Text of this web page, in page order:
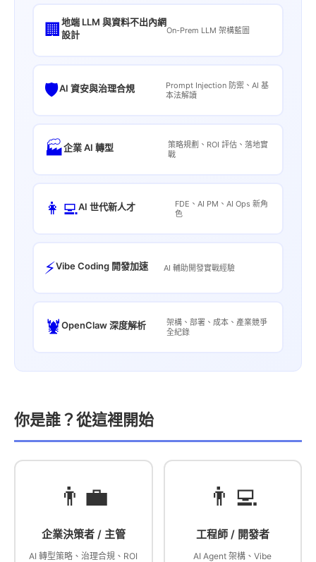
🏢 地端 LLM 與資料不出內網
設計
On-Prem LLM 架構藍圖
🛡️AI 資安與治理合規
Prompt Injection 防禦、AI 基
本法解讀
🏭企業 AI 轉型
策略規劃、ROI 評估、落地實
戰
👩‍💻AI 世代新人才
FDE、AI PM、AI Ops 新角
色
⚡Vibe Coding 開發加速 AI 輔助開發實戰經驗
🦞OpenClaw 深度解析
架構、部署、成本、產業競爭
全紀錄
你是誰？從這裡開始
👨‍💼
企業決策者 / 主管
AI 轉型策略、治理合規、ROI
👨‍💻
工程師 / 開發者
AI Agent 架構、Vibe